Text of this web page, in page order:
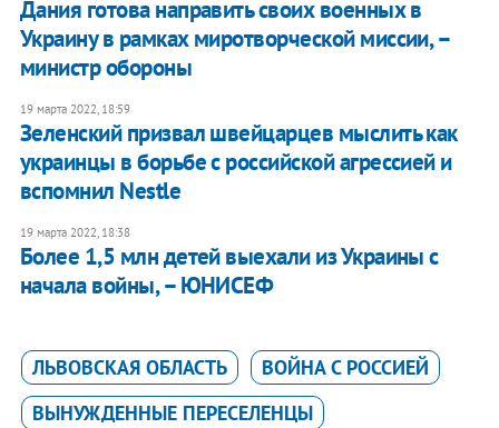
​Дания готова направить своих военных в
Украину в рамках миротворческой миссии, –
министр обороны
19 марта 2022, 18:59
Зеленский призвал швейцарцев мыслить как
украинцы в борьбе с российской агрессией и
вспомнил Nestle
19 марта 2022, 18:38
Более 1,5 млн детей выехали из Украины с
начала войны, – ЮНИСЕФ
ЛЬВОВСКАЯ ОБЛАСТЬ
ВОЙНА С РОССИЕЙ
ВЫНУЖДЕННЫЕ ПЕРЕСЕЛЕНЦЫ